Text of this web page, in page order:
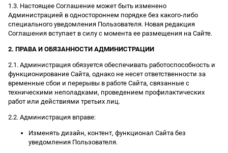
1.3. Настоящее Соглашение может быть изменено
Администрацией в одностороннем порядке без какого-либо
специального уведомления Пользователя. Новая редакция
Соглашения вступает в силу с момента ее размещения на Сайте.
2. ПРАВА И ОБЯЗАННОСТИ АДМИНИСТРАЦИИ
2.1. Администрация обязуется обеспечивать работоспособность и
функционирование Сайта, однако не несет ответственности за
временные сбои и перерывы в работе Сайта, связанные с
техническими неполадками, проведением профилактических
работ или действиями третьих лиц.
2.2. Администрация вправе:
Изменять дизайн, контент, функционал Сайта без
уведомления Пользователя.